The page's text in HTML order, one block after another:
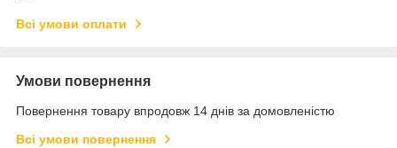
Всі умови оплати
Умови повернення
Повернення товару впродовж 14 днів за домовленістю
Всі умови повернення